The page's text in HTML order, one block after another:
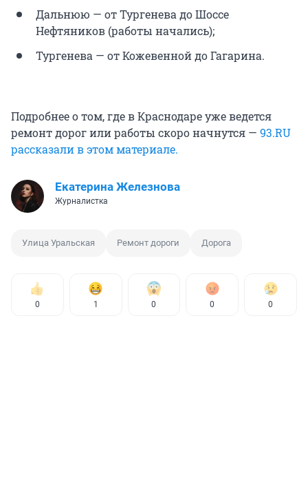
Дальнюю — от Тургенева до Шоссе
Нефтяников (работы начались);
Тургенева — от Кожевенной до Гагарина.
Подробнее о том, где в Краснодаре уже ведется
ремонт дорог или работы скоро начнутся — 93.RU
рассказали в этом материале.
Екатерина Железнова
Журналистка
Улица Уральская Ремонт дороги Дорога
0 1 0 0 0